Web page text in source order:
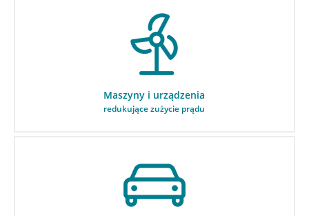
Maszyny i urządzenia
redukujące zużycie prądu